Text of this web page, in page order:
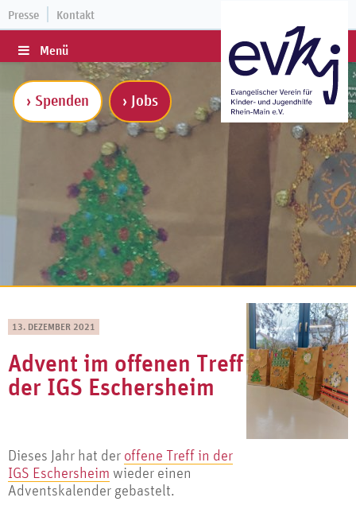
Presse Kontakt
Menü
› Spenden › Jobs
13. DEZEMBER 2021
Advent im offenen Treff
der IGS Eschersheim
Dieses Jahr hat der offene Treff in der
IGS Eschersheim wieder einen
Adventskalender gebastelt.